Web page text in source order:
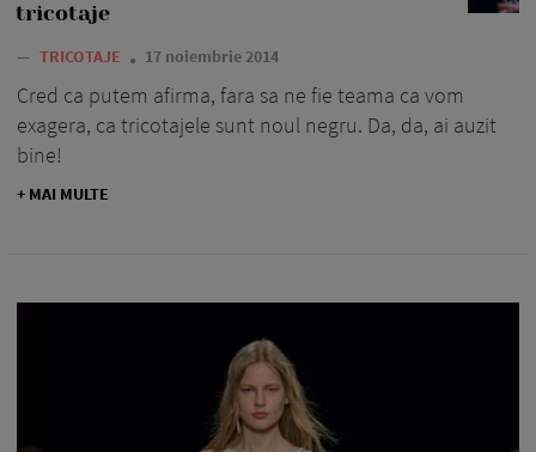
tricotaje
— TRICOTAJE 17 noiembrie 2014
Cred ca putem afirma, fara sa ne fie teama ca vom
exagera, ca tricotajele sunt noul negru. Da, da, ai auzit
bine!
+ MAI MULTE